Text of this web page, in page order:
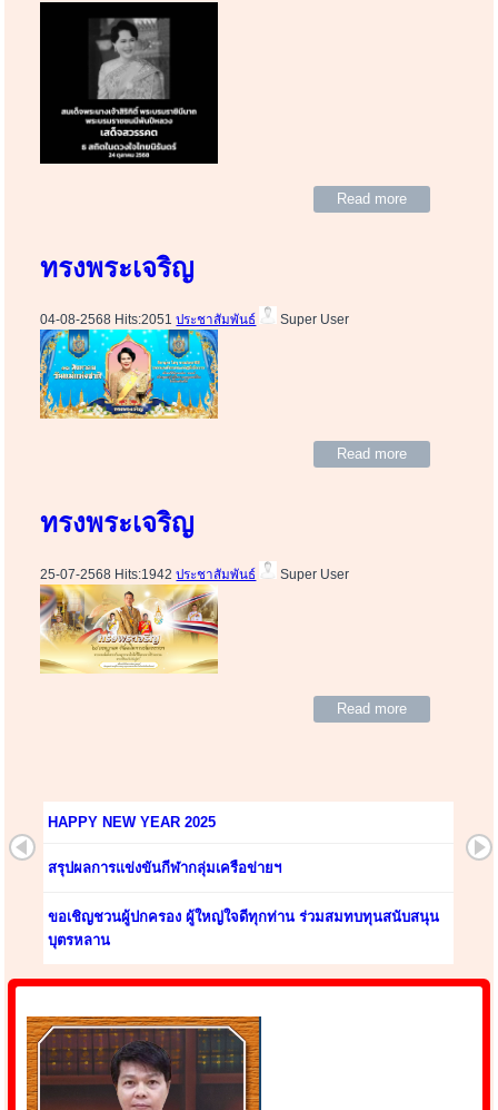
Read more
ทรงพระเจริญ
04-08-2568 Hits:2051ประชาสัมพันธ์ Super User
Read more
ทรงพระเจริญ
25-07-2568 Hits:1942ประชาสัมพันธ์ Super User
Read more
HAPPY NEW YEAR 2025
สรุปผลการแข่งขันกีฬากลุ่มเครือข่ายฯ
ขอเชิญชวนผู้ปกครอง ผู้ใหญ่ใจดีทุกท่าน ร่วมสมทบทุนสนับสนุน
บุตรหลาน